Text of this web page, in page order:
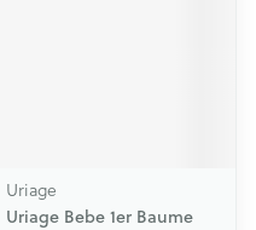
Uriage
Uriage Bebe 1er Baume